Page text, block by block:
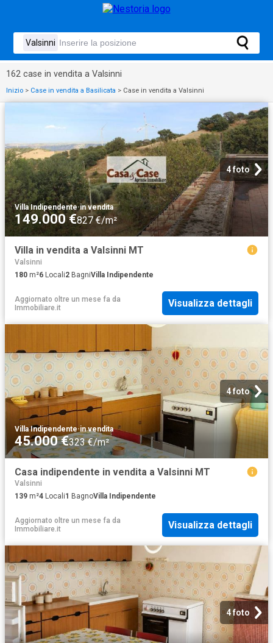
162 case in vendita a Valsinni
Inizio > Case in vendita a Basilicata > Case in vendita a Valsinni
4 foto
Villa Indipendente·in vendita
149.000 €827 €/m²
Villa in vendita a Valsinni MT
Valsinni
180 m²6 Locali2 BagniVilla Indipendente
Aggiornato oltre un mese fa da
Immobiliare.it
Visualizza dettagli
4 foto
Villa Indipendente·in vendita
45.000 €323 €/m²
Casa indipendente in vendita a Valsinni MT
Valsinni
139 m²4 Locali1 BagnoVilla Indipendente
Aggiornato oltre un mese fa da
Immobiliare.it
Visualizza dettagli
4 foto